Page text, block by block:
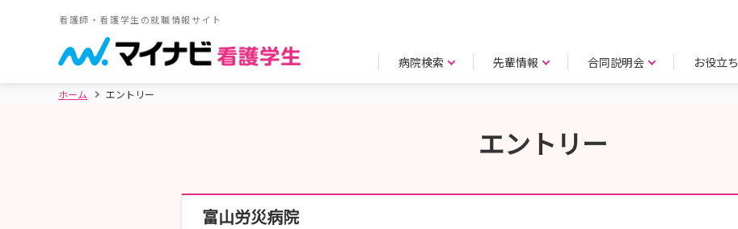
看護師・看護学生の就職情報サイト
病院検索 先輩情報 合同説明会 お役立ち
ホーム エントリー
エントリー
富山労災病院